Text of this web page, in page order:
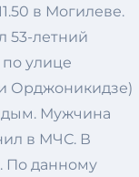
в Могилеве.
53-летний
улице
Орджоникидзе)
дым. Мужчина
в МЧС. В
По данному